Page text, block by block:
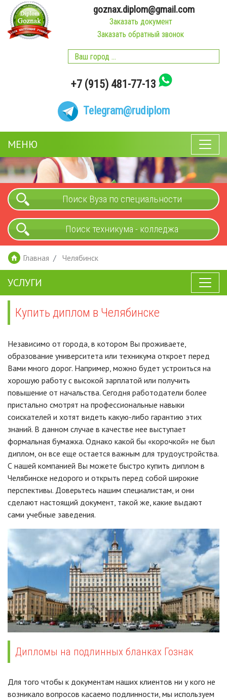
goznax.diplom@gmail.com
Заказать документ
Заказать обратный звонок
+7 (915) 481-77-13
Telegram@rudiplom
МЕНЮ
Поиск Вуза по специальности
Поиск техникума - колледжа
Главная Челябинск
УСЛУГИ
Купить диплом в Челябинске
Независимо от города, в котором Вы проживаете,
образование университета или техникума откроет перед
Вами много дорог. Например, можно будет устроиться на
хорошую работу с высокой зарплатой или получить
повышение от начальства. Сегодня работодатели более
пристально смотрят на профессиональные навыки
соискателей и хотят видеть какую-либо гарантию этих
знаний. В данном случае в качестве нее выступает
формальная бумажка. Однако какой бы «корочкой» не был
диплом, он все еще остается важным для трудоустройства.
С нашей компанией Вы можете быстро купить диплом в
Челябинске недорого и открыть перед собой широкие
перспективы. Доверьтесь нашим специалистам, и они
сделают настоящий документ, такой же, какие выдают
сами учебные заведения.
Дипломы на подлинных бланках Гознак
Для того чтобы к документам наших клиентов ни у кого не
возникало вопросов касаемо подлинности, мы используем